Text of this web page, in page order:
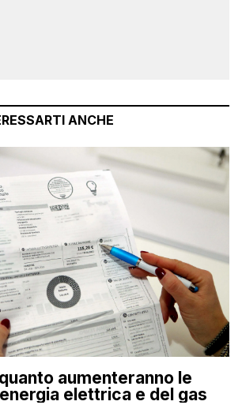
ANCHE
aumenteranno le
elettrica e del gas